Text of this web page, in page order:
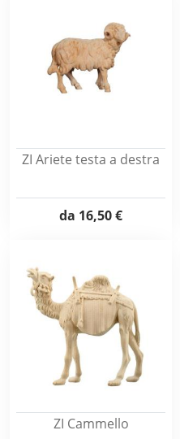
ZI Ariete testa a destra
da 16,50 €
ZI Cammello